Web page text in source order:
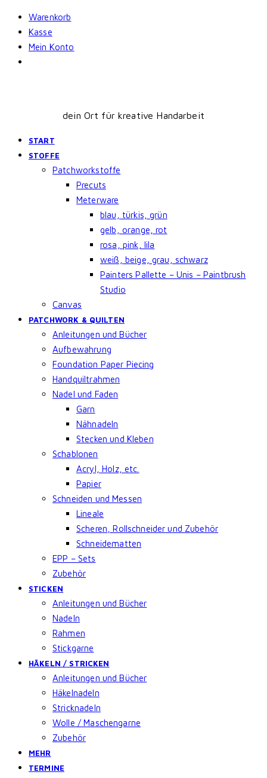
Skip
content
Warenkorb
Kasse
Mein Konto
dein Ort für kreative Handarbeit
START
STOFFE
Patchworkstoffe
Precuts
Meterware
blau, türkis, grün
gelb, orange, rot
rosa, pink, lila
weiß, beige, grau, schwarz
Painters Pallette – Unis – Paintbrush
Studio
Canvas
PATCHWORK & QUILTEN
Anleitungen und Bücher
Aufbewahrung
Foundation Paper Piecing
Handquiltrahmen
Nadel und Faden
Garn
Nähnadeln
Stecken und Kleben
Schablonen
Acryl, Holz, etc.
Papier
Schneiden und Messen
Lineale
Scheren, Rollschneider und Zubehör
Schneidematten
EPP – Sets
Zubehör
STICKEN
Anleitungen und Bücher
Nadeln
Rahmen
Stickgarne
HÄKELN / STRICKEN
Anleitungen und Bücher
Häkelnadeln
Stricknadeln
Wolle / Maschengarne
Zubehör
MEHR
TERMINE